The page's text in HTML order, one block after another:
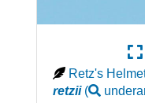
Retz's
retzii(